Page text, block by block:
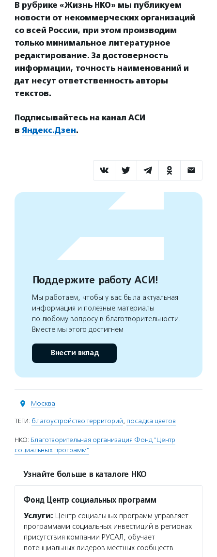
В рубрике «Жизнь НКО» мы публикуем
новости от некоммерческих организаций
со всей России, при этом производим
только минимальное литературное
редактирование. За достоверность
информации, точность наименований и
дат несут ответственность авторы
текстов.
Подписывайтесь на канал АСИ
в Яндекс.Дзен.
Поддержите работу АСИ!
Мы работаем, чтобы у вас была актуальная
информация и полезные материалы
по любому вопросу в благотворительности.
Вместе мы этого достигнем
Внести вклад
Москва
ТЕГИ: благоустройство территорий, посадка цветов
НКО: Благотворительная организация Фонд "Центр
социальных программ"
Узнайте больше в каталоге НКО
Фонд Центр социальных программ
Услуги: Центр социальных программ управляет
программами социальных инвестиций в регионах
присутствия компании РУСАЛ, обучает
потенциальных лидеров местных сообществ